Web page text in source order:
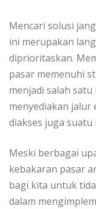
Mencari solusi
ini merupakan
diprioritaskan.
pasar memenuhi
menjadi salah satu
menyediakan jalur
diakses juga suatu
Meski berbagai
kebakaran pasar
bagi kita untuk
dalam